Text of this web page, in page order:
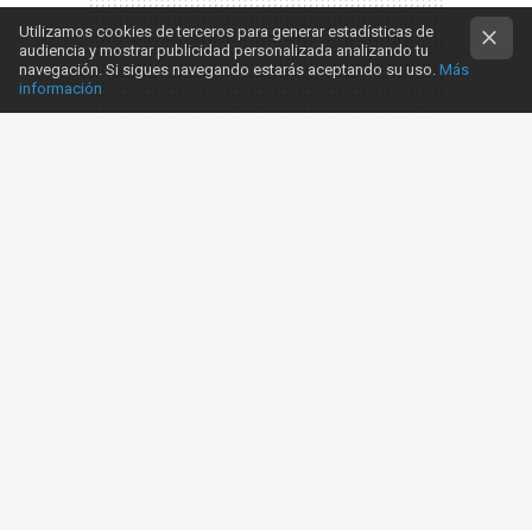
Utilizamos cookies de terceros para generar estadísticas de
audiencia y mostrar publicidad personalizada analizando tu
navegación. Si sigues navegando estarás aceptando su uso. Más
información